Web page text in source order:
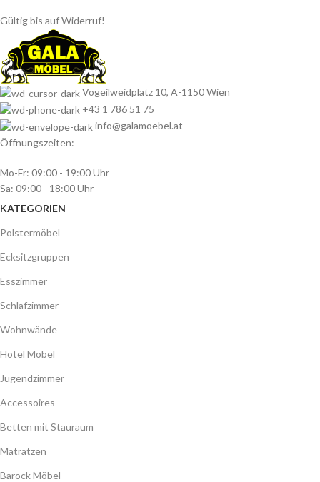
Gültig bis auf Widerruf!
Vogeilweidplatz 10, A-1150 Wien
+43 1 786 51 75
info@galamoebel.at
Öffnungszeiten:
Mo-Fr: 09:00 - 19:00 Uhr
Sa: 09:00 - 18:00 Uhr
KATEGORIEN
Polstermöbel
Ecksitzgruppen
Esszimmer
Schlafzimmer
Wohnwände
Hotel Möbel
Jugendzimmer
Accessoires
Betten mit Stauraum
Matratzen
Barock Möbel